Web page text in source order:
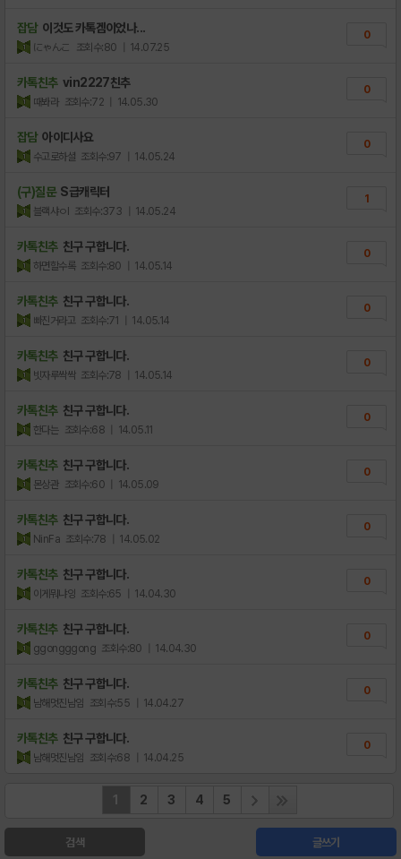
잡담 이것도 카톡겜이었나...
にゃんこ 조회수:80 | 14.07.25
0
카톡친추 vin2227친추
때봐라 조회수:72 | 14.05.30
0
잡담 아이디사요
수고로하셜 조회수:97 | 14.05.24
0
(구)질문 S급캐릭터
블랙샤ㅇl 조회수:373 | 14.05.24
1
카톡친추 친구 구합니다.
하면할수록 조회수:80 | 14.05.14
0
카톡친추 친구 구합니다.
빠진거라고 조회수:71 | 14.05.14
0
카톡친추 친구 구합니다.
빗자루싹싹 조회수:78 | 14.05.14
0
카톡친추 친구 구합니다.
한다는 조회수:68 | 14.05.11
0
카톡친추 친구 구합니다.
몬상관 조회수:60 | 14.05.09
0
카톡친추 친구 구합니다.
NinFa 조회수:78 | 14.05.02
0
카톡친추 친구 구합니다.
이게뭐냐잉 조회수:65 | 14.04.30
0
카톡친추 친구 구합니다.
ggongggong 조회수:80 | 14.04.30
0
카톡친추 친구 구합니다.
남해멋진남임 조회수:55 | 14.04.27
0
카톡친추 친구 구합니다.
남해멋진남임 조회수:68 | 14.04.25
0
1 2 3 4 5
검색 글쓰기